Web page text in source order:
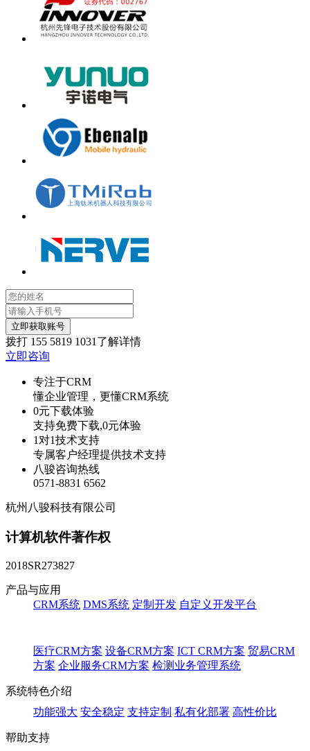
立即获取账号
拨打 155 5819 1031 了解详情
立即咨询
专注于CRM
懂企业管理，更懂CRM系统
0元下载体验
支持免费下载,0元体验
1对1技术支持
专属客户经理提供技术支持
八骏咨询热线
0571-8831 6562
杭州八骏科技有限公司
计算机软件著作权
2018SR273827
产品与应用
CRM系统 DMS系统 定制开发 自定义开发平台
医疗CRM方案 设备CRM方案 ICT CRM方案 贸易CRM
方案 企业服务CRM方案 检测业务管理系统
系统特色介绍
功能强大 安全稳定 支持定制 私有化部署 高性价比
帮助支持